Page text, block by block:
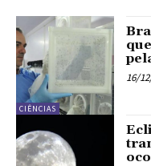
CIÊNCIAS
16/